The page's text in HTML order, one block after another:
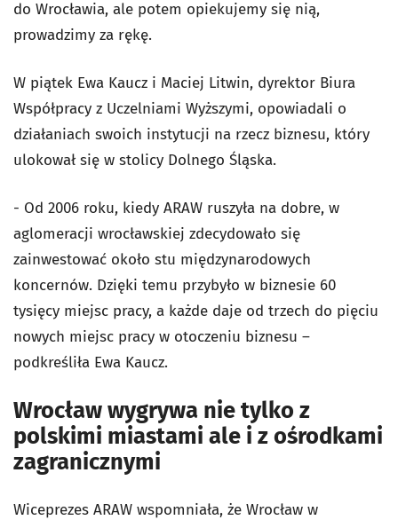
do Wrocławia, ale potem opiekujemy się nią,
prowadzimy za rękę.
W piątek Ewa Kaucz i Maciej Litwin, dyrektor Biura
Współpracy z Uczelniami Wyższymi, opowiadali o
działaniach swoich instytucji na rzecz biznesu, który
ulokował się w stolicy Dolnego Śląska.
- Od 2006 roku, kiedy ARAW ruszyła na dobre, w
aglomeracji wrocławskiej zdecydowało się
zainwestować około stu międzynarodowych
koncernów. Dzięki temu przybyło w biznesie 60
tysięcy miejsc pracy, a każde daje od trzech do pięciu
nowych miejsc pracy w otoczeniu biznesu –
podkreśliła Ewa Kaucz.
Wrocław wygrywa nie tylko z
polskimi miastami ale i z ośrodkami
zagranicznymi
Wiceprezes ARAW wspomniała, że Wrocław w